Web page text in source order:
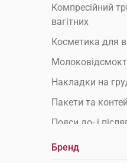
Компресійний
вагітних
Косметика для
Накладки на
Пакети та
Пояси до- і
Бренд